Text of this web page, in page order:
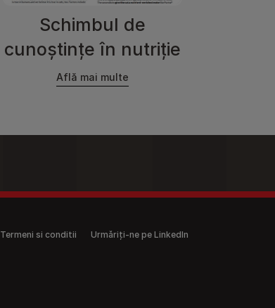
Schimbul de
cunoștințe în nutriție
Află mai multe
Termeni si conditii Urmăriți-ne pe LinkedIn